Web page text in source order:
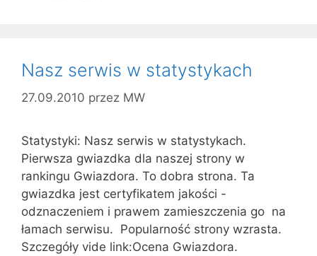
Nasz serwis w statystykach
27.09.2010 przez MW
Statystyki: Nasz serwis w statystykach.
Pierwsza gwiazdka dla naszej strony w
rankingu Gwiazdora. To dobra strona. Ta
gwiazdka jest certyfikatem jakości -
odznaczeniem i prawem zamieszczenia go na
łamach serwisu. Popularność strony wzrasta.
Szczegóły vide link:Ocena Gwiazdora.